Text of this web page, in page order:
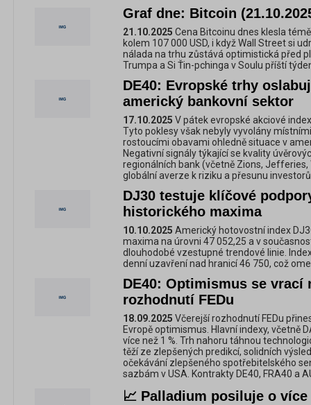
Graf dne: Bitcoin
21.10.2025 Cena Bitcoinu dnes klesla
kolem 107 000 USD, i když Wall Street si
nálada na trhu zůstává optimistická před
Trumpa a Si Ťin-pchinga v Soulu příští
DE40: Evropské trhy
americký bankovní sektor
17.10.2025 V pátek evropské akciové
Tyto poklesy však nebyly vyvolány
rostoucími obavami ohledně situace v
Negativní signály týkající se kvality
regionálních bank (včetně Zions,
globální averze k riziku a přesunu
DJ30 testuje klíčové
historického maxima
10.10.2025 Americký hotovostní index
maxima na úrovni 47 052,25 a v
dlouhodobé vzestupné trendové linie.
denní uzavření nad hranicí 46 750, což
DE40: Optimismus se vrací
rozhodnutí FEDu
18.09.2025 Včerejší rozhodnutí FEDu
Evropě optimismus. Hlavní indexy, včetně
více než 1 %. Trh nahoru táhnou
těží ze zlepšených predikcí, solidních
očekávání zlepšeného spotřebitelského
sazbám v USA. Kontrakty DE40, FRA40 a
📈 Palladium posiluje o více